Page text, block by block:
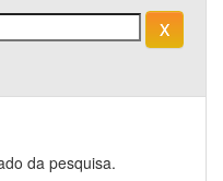
da pesquisa.